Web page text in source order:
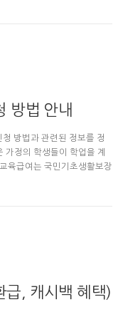
방법 안내
방법과 관련된 정보를 정
정의 학생들이 학업을 계
육급여는 국민기초생활보장
급, 캐시백 혜택)